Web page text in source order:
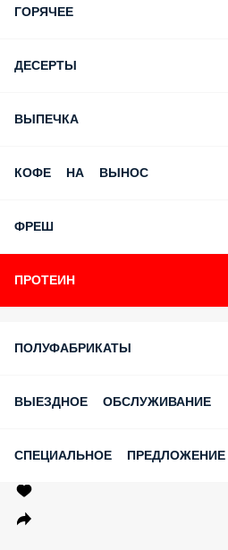
ГОРЯЧЕЕ
ДЕСЕРТЫ
ВЫПЕЧКА
КОФЕ НА ВЫНОС
ФРЕШ
ПРОТЕИН
ПОЛУФАБРИКАТЫ
ВЫЕЗДНОЕ ОБСЛУЖИВАНИЕ
СПЕЦИАЛЬНОЕ ПРЕДЛОЖЕНИЕ